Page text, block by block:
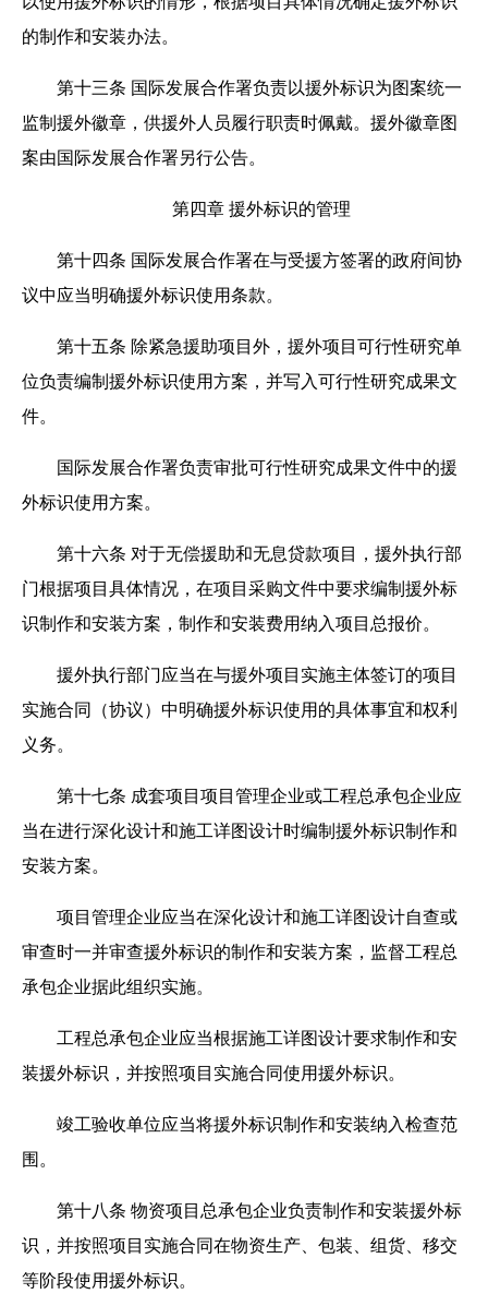
的制作和安装办法。
第十三条 国际发展合作署负责以援外标识为图案统一
监制援外徽章，供援外人员履行职责时佩戴。援外徽章图
案由国际发展合作署另行公告。
第四章 援外标识的管理
第十四条 国际发展合作署在与受援方签署的政府间协
议中应当明确援外标识使用条款。
第十五条 除紧急援助项目外，援外项目可行性研究单
位负责编制援外标识使用方案，并写入可行性研究成果文
件。
国际发展合作署负责审批可行性研究成果文件中的援
外标识使用方案。
第十六条 对于无偿援助和无息贷款项目，援外执行部
门根据项目具体情况，在项目采购文件中要求编制援外标
识制作和安装方案，制作和安装费用纳入项目总报价。
援外执行部门应当在与援外项目实施主体签订的项目
实施合同（协议）中明确援外标识使用的具体事宜和权利
义务。
第十七条 成套项目项目管理企业或工程总承包企业应
当在进行深化设计和施工详图设计时编制援外标识制作和
安装方案。
项目管理企业应当在深化设计和施工详图设计自查或
审查时一并审查援外标识的制作和安装方案，监督工程总
承包企业据此组织实施。
工程总承包企业应当根据施工详图设计要求制作和安
装援外标识，并按照项目实施合同使用援外标识。
竣工验收单位应当将援外标识制作和安装纳入检查范
围。
第十八条 物资项目总承包企业负责制作和安装援外标
识，并按照项目实施合同在物资生产、包装、组货、移交
等阶段使用援外标识。